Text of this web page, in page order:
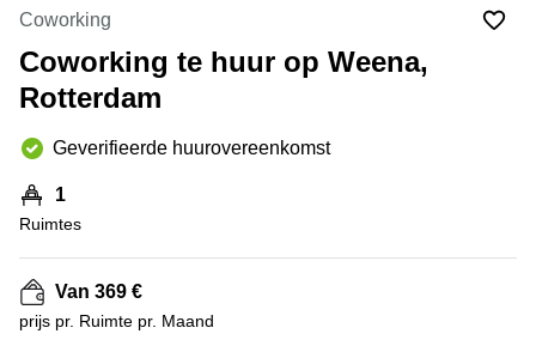
Hengelo
Hilversum
Hoofddorp
Deventer
Rotterdam
Tiel
Zwolle
Bodegraven-
Reeuwijk
Business
center
Arnhem
Business
Amsterdam
Westpoort
Business
center
Hilversum
Coworking
Coworking te huur op Weena,
Rotterdam
Geverifieerde huurovereenkomst
1
Ruimtes
Van 369 €
prijs pr. Ruimte pr. Maand